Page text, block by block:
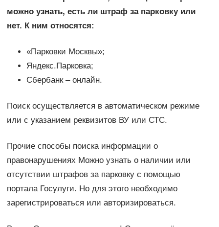
можно узнать, есть ли штраф за парковку или
нет. К ним относятся:
«Парковки Москвы»;
Яндекс.Парковка;
Сбербанк – онлайн.
Поиск осуществляется в автоматическом режиме
или с указанием реквизитов ВУ или СТС.
Прочие способы поиска информации о
правонарушениях Можно узнать о наличии или
отсутствии штрафов за парковку с помощью
портала Госулуги. Но для этого необходимо
зарегистрироваться или авторизироваться.